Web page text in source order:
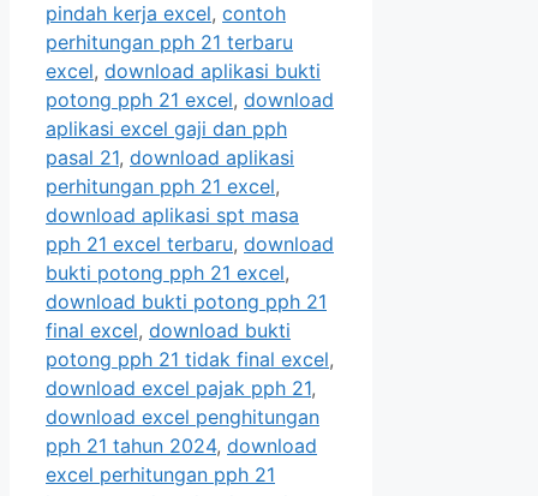
pindah kerja excel, contoh
perhitungan pph 21 terbaru
excel, download aplikasi bukti
potong pph 21 excel, download
aplikasi excel gaji dan pph
pasal 21, download aplikasi
perhitungan pph 21 excel,
download aplikasi spt masa
pph 21 excel terbaru, download
bukti potong pph 21 excel,
download bukti potong pph 21
final excel, download bukti
potong pph 21 tidak final excel,
download excel pajak pph 21,
download excel penghitungan
pph 21 tahun 2024, download
excel perhitungan pph 21